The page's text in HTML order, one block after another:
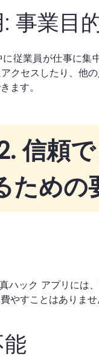
事業目
従業員が仕事に
クセスしたり、他
ます。
信頼
ための
ハック アプリには
やすことはありま